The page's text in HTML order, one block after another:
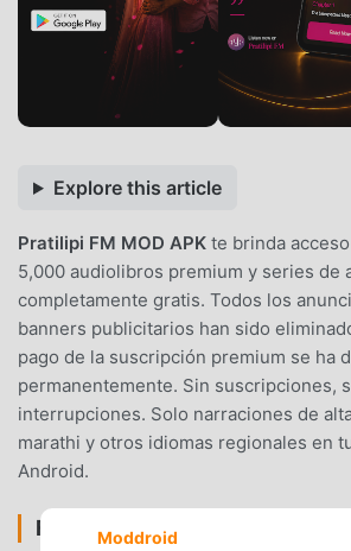
Explore this article
Pratilipi FM MOD APK te brinda
5,000 audiolibros premium y series de
completamente gratis. Todos los
banners publicitarios han sido
pago de la suscripción premium se ha
permanentemente. Sin suscripciones,
interrupciones. Solo narraciones de
marathi y otros idiomas regionales en
Android.
FUNCIONES DEL MOD
Moddroid